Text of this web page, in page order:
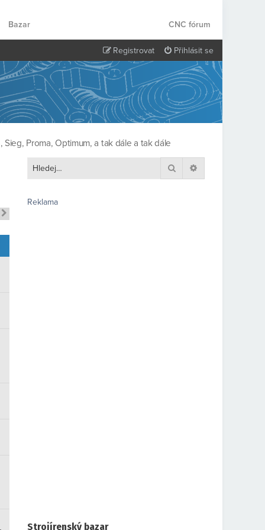
Bazar CNC fórum
Přihlásit se
Registrovat
Proma, Optimum, a tak dále a tak dále
Hledat
Reklama